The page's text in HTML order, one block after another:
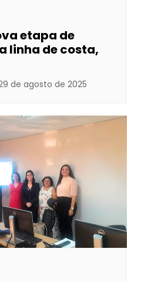
etapa de
linha de costa,
de agosto de 2025